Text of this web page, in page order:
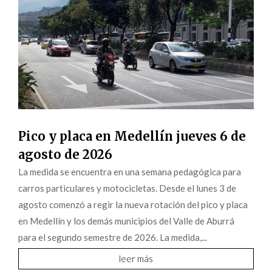
Pico y placa en Medellín jueves 6 de
agosto de 2026
La medida se encuentra en una semana pedagógica para
carros particulares y motocicletas. Desde el lunes 3 de
agosto comenzó a regir la nueva rotación del pico y placa
en Medellín y los demás municipios del Valle de Aburrá
para el segundo semestre de 2026. La medida,...
leer más